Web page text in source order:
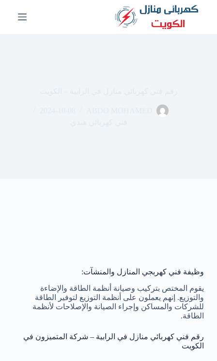
وظيفة فني كهربجي المنازل والمنشآت:
يقوم المختص بتركيب وصيانة أنظمة الطاقة والإضاءة
والتوزيع. إنهم يعملون على أنظمة التوزيع لتوفير الطاقة
للشركات والمساكن وإجراء الصيانة والإصلاحات لأنظمة
الطاقة.
رقم فني كهربائي منازل في الرابية – شركة المتميزون في
الكويت